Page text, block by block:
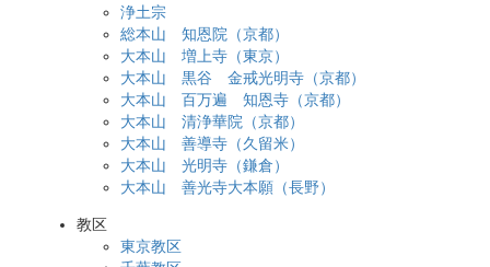
浄土宗
総本山 知恩院（京都）
大本山 増上寺（東京）
大本山 黒谷 金戒光明寺（京都）
大本山 百万遍 知恩寺（京都）
大本山 清浄華院（京都）
大本山 善導寺（久留米）
大本山 光明寺（鎌倉）
大本山 善光寺大本願（長野）
教区
東京教区